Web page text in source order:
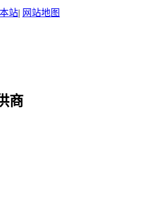
站| 网站地图
商